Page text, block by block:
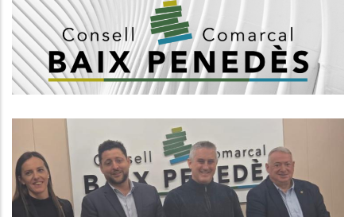
Penedès
Altres
El Baix Penedès Trasllada A La
Diputació El Seu Profund Malestar